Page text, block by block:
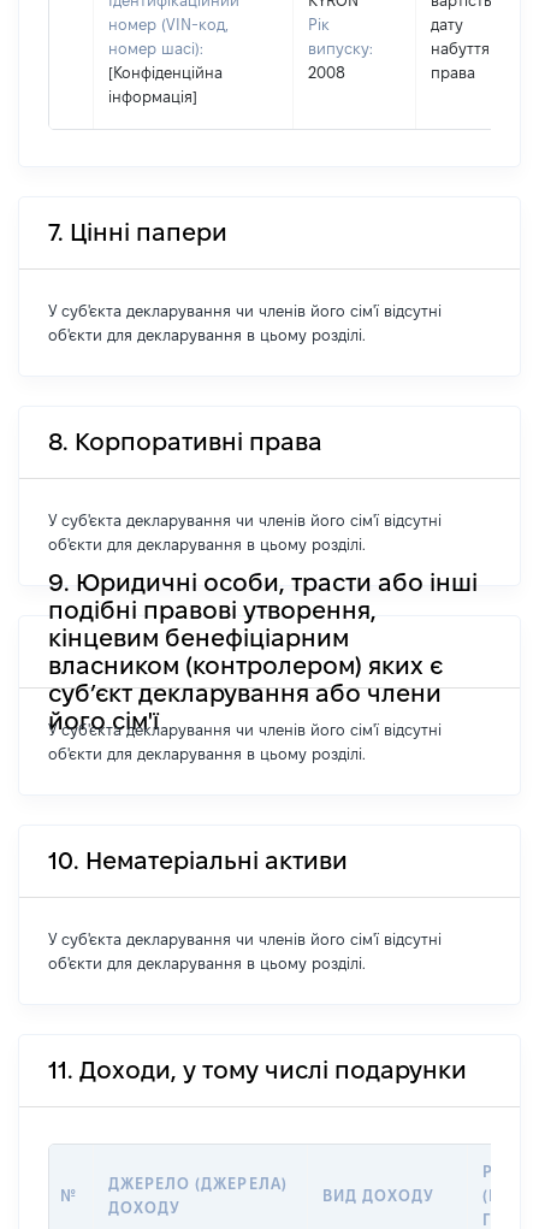
номер (VIN-код,
номер шасі):
[Конфіденційна
інформація]
Рік
випуску:
2008
дату
набуття
права
7. Цінні папери
У суб'єкта декларування чи членів його сім'ї відсутні
об'єкти для декларування в цьому розділі.
8. Корпоративні права
У суб'єкта декларування чи членів його сім'ї відсутні
об'єкти для декларування в цьому розділі.
9. Юридичні особи, трасти або інші
подібні правові утворення,
кінцевим бенефіціарним
власником (контролером) яких є
суб’єкт декларування або члени
його сім'ї
У суб'єкта декларування чи членів його сім'ї відсутні
об'єкти для декларування в цьому розділі.
10. Нематеріальні активи
У суб'єкта декларування чи членів його сім'ї відсутні
об'єкти для декларування в цьому розділі.
11. Доходи, у тому числі подарунки
№
ДЖЕРЕЛО (ДЖЕРЕЛА)
ДОХОДУ
ВИД ДОХОДУ
ГРН